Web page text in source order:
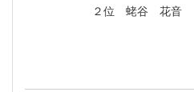
２位 蛯谷 花音